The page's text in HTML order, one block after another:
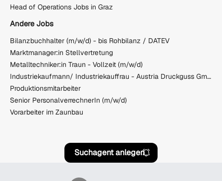
Head of Operations Jobs in Graz
Andere Jobs
Bilanzbuchhalter (m/w/d) - bis Rohbilanz / DATEV
Marktmanager:in Stellvertretung
Metalltechniker:in Traun - Vollzeit (m/w/d)
Industriekaufmann/ Industriekauffrau - Austria Druckguss GmbH & Co KG
Produktionsmitarbeiter
Senior PersonalverrechnerIn (m/w/d)
Vorarbeiter im Zaunbau
Suchagent anlegen